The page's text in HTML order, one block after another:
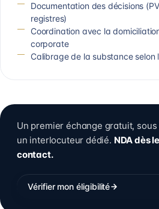
Documentation des décisions
registres)
Coordination avec la
corporate
Calibrage de la substance selon
Un premier échange gratuit,
un interlocuteur dédié. NDA dès
contact.
Vérifier mon éligibilité